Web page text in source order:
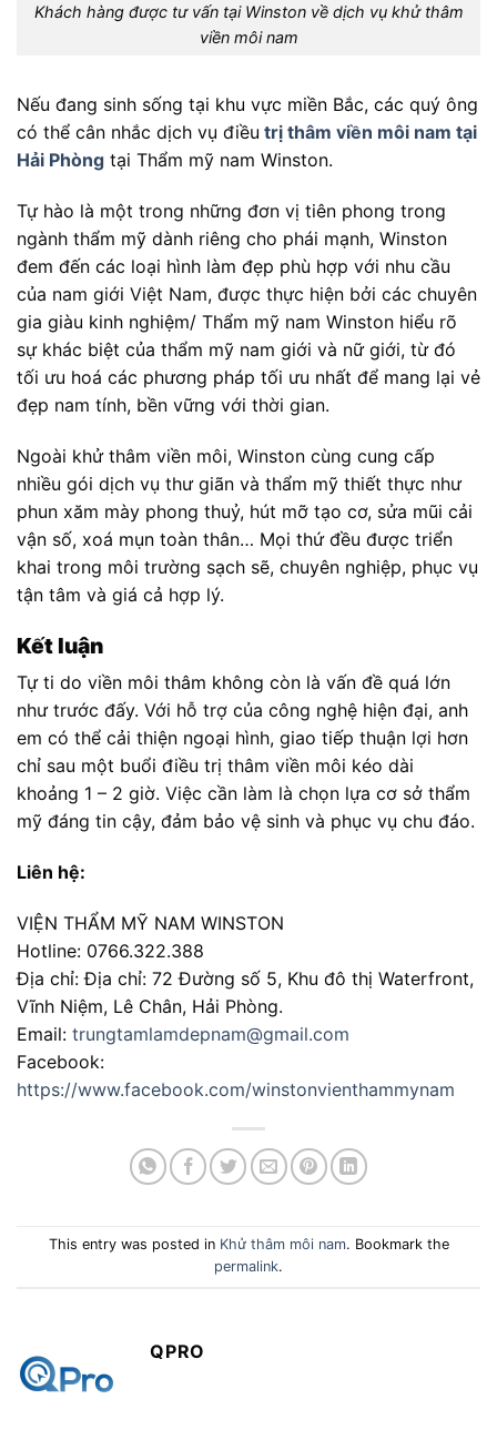
Khách hàng được tư vấn tại Winston về dịch vụ khử thâm
viền môi nam
Nếu đang sinh sống tại khu vực miền Bắc, các quý ông
có thể cân nhắc dịch vụ điều trị thâm viền môi nam tại
Hải Phòng tại Thẩm mỹ nam Winston.
Tự hào là một trong những đơn vị tiên phong trong
ngành thẩm mỹ dành riêng cho phái mạnh, Winston
đem đến các loại hình làm đẹp phù hợp với nhu cầu
của nam giới Việt Nam, được thực hiện bởi các chuyên
gia giàu kinh nghiệm/ Thẩm mỹ nam Winston hiểu rõ
sự khác biệt của thẩm mỹ nam giới và nữ giới, từ đó
tối ưu hoá các phương pháp tối ưu nhất để mang lại vẻ
đẹp nam tính, bền vững với thời gian.
Ngoài khử thâm viền môi, Winston cùng cung cấp
nhiều gói dịch vụ thư giãn và thẩm mỹ thiết thực như
phun xăm mày phong thuỷ, hút mỡ tạo cơ, sửa mũi cải
vận số, xoá mụn toàn thân… Mọi thứ đều được triển
khai trong môi trường sạch sẽ, chuyên nghiệp, phục vụ
tận tâm và giá cả hợp lý.
Kết luận
Tự ti do viền môi thâm không còn là vấn đề quá lớn
như trước đấy. Với hỗ trợ của công nghệ hiện đại, anh
em có thể cải thiện ngoại hình, giao tiếp thuận lợi hơn
chỉ sau một buổi điều trị thâm viền môi kéo dài
khoảng 1 – 2 giờ. Việc cần làm là chọn lựa cơ sở thẩm
mỹ đáng tin cậy, đảm bảo vệ sinh và phục vụ chu đáo.
Liên hệ:
VIỆN THẨM MỸ NAM WINSTON
Hotline: 0766.322.388
Địa chỉ: Địa chỉ: 72 Đường số 5, Khu đô thị Waterfront,
Vĩnh Niệm, Lê Chân, Hải Phòng.
Email: trungtamlamdepnam@gmail.com
Facebook:
https://www.facebook.com/winstonvienthammynam
This entry was posted in Khử thâm môi nam. Bookmark the
permalink.
QPRO